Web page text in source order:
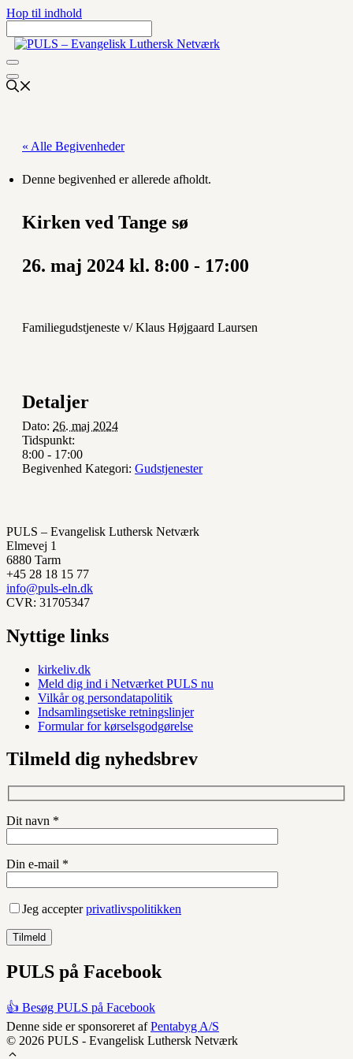
Hop til indhold
« Alle Begivenheder
Denne begivenhed er allerede afholdt.
Kirken ved Tange sø
26. maj 2024 kl. 8:00 - 17:00
Familiegudstjeneste v/ Klaus Højgaard Laursen
Detaljer
Dato: 26. maj 2024
Tidspunkt:
8:00 - 17:00
Begivenhed Kategori: Gudstjenester
PULS – Evangelisk Luthersk Netværk
Elmevej 1
6880 Tarm
+45 28 18 15 77
info@puls-eln.dk
CVR: 31705347
Nyttige links
kirkeliv.dk
Meld dig ind i Netværket PULS nu
Vilkår og persondatapolitik
Indsamlingsetiske retningslinjer
Formular for kørselsgodgørelse
Tilmeld dig nyhedsbrev
Dit navn *
Din e-mail *
Jeg accepterprivatlivspolitikken
PULS på Facebook
👍 Besøg PULS på Facebook
Denne side er sponsoreret afPentabyg A/S
© 2026 PULS - Evangelisk Luthersk Netværk